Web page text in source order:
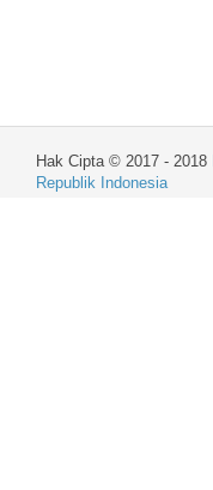
Hak Cipta © 2017 - 2018
Republik Indonesia